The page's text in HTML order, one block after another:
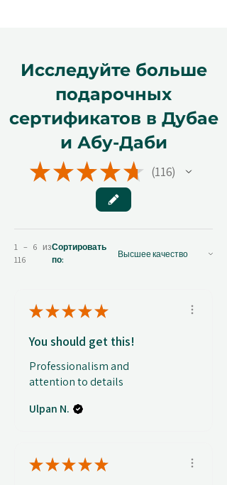
Исследуйте больше
подарочных
сертификатов в Дубае
и Абу-Даби
★★★★★ 116
116
1 – 6 из
116
Сортировать
по:
★★★★★
You should get this!
Professionalism and
attention to details
Ulpan N.
★★★★★